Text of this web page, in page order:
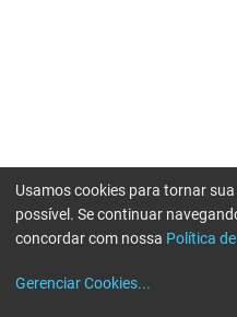
Usamos cookies para tornar
possível. Se continuar
concordar com nossa Política
Gerenciar Cookies...
Erro ao enviar informações,